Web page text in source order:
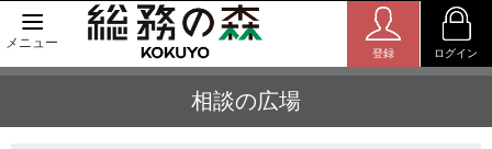
メニュー
登録 ログイン
相談の広場